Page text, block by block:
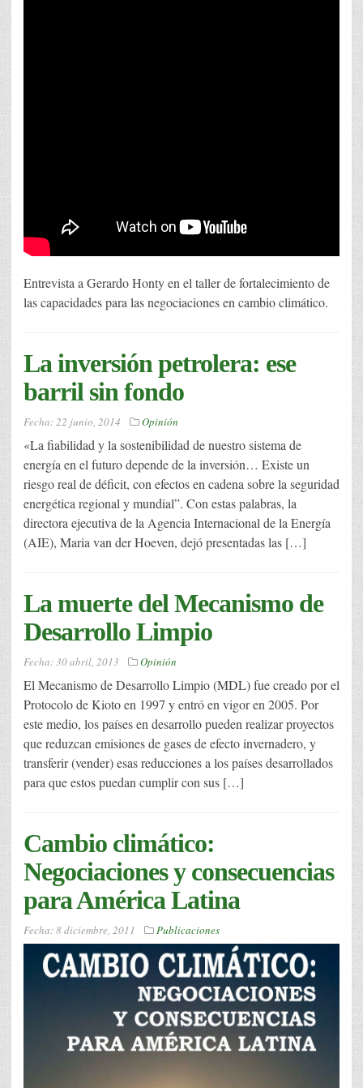
Entrevista a Gerardo Honty en el taller de fortalecimiento de
las capacidades para las negociaciones en cambio climático.
La inversión petrolera: ese
barril sin fondo
Fecha:22 junio, 2014 Opinión
«La fiabilidad y la sostenibilidad de nuestro sistema de
energía en el futuro depende de la inversión… Existe un
riesgo real de déficit, con efectos en cadena sobre la seguridad
energética regional y mundial”. Con estas palabras, la
directora ejecutiva de la Agencia Internacional de la Energía
(AIE), Maria van der Hoeven, dejó presentadas las […]
La muerte del Mecanismo de
Desarrollo Limpio
Fecha:30 abril, 2013 Opinión
El Mecanismo de Desarrollo Limpio (MDL) fue creado por el
Protocolo de Kioto en 1997 y entró en vigor en 2005. Por
este medio, los países en desarrollo pueden realizar proyectos
que reduzcan emisiones de gases de efecto invernadero, y
transferir (vender) esas reducciones a los países desarrollados
para que estos puedan cumplir con sus […]
Cambio climático:
Negociaciones y consecuencias
para América Latina
Fecha:8 diciembre, 2011 Publicaciones